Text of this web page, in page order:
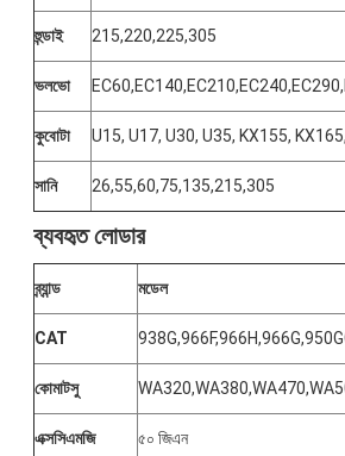
হুন্ডাই 215,220,225,305
ভলভো
কুবোটা U15, U17, U30, U35, KX155,
সানি 26,55,60,75,135,215,305
ব্যবহৃত লোডার
ব্র্যান্ড মডেল
CAT
কোমাটসু
এক্সসিএমজি ৫০ জিএন